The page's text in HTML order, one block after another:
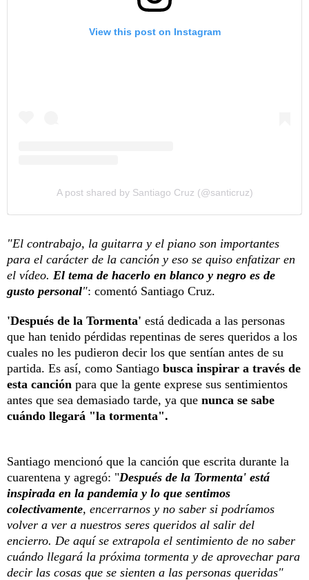
View this post on Instagram
A post shared by Santiago Cruz (@santicruz)
"El contrabajo, la guitarra y el piano son importantes
para el carácter de la canción y eso se quiso enfatizar en
el vídeo. El tema de hacerlo en blanco y negro es de
gusto personal": comentó Santiago Cruz.
'Después de la Tormenta' está dedicada a las personas
que han tenido pérdidas repentinas de seres queridos a los
cuales no les pudieron decir los que sentían antes de su
partida. Es así, como Santiago busca inspirar a través de
esta canción para que la gente exprese sus sentimientos
antes que sea demasiado tarde, ya que nunca se sabe
cuándo llegará "la tormenta".
Santiago mencionó que la canción que escrita durante la
cuarentena y agregó: "Después de la Tormenta' está
inspirada en la pandemia y lo que sentimos
colectivamente, encerrarnos y no saber si podríamos
volver a ver a nuestros seres queridos al salir del
encierro. De aquí se extrapola el sentimiento de no saber
cuándo llegará la próxima tormenta y de aprovechar para
decir las cosas que se sienten a las personas queridas"